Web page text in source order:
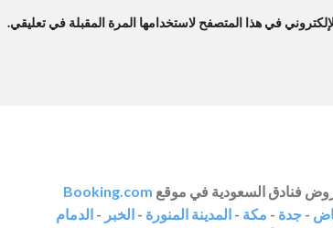
في هذا المتصفح لاستخدامها المرة المقبلة في تعليقي.
فنادق السعودية في موقع Booking.com
-جدة - مكة -المدينة المنورة -الخبر -الدمام